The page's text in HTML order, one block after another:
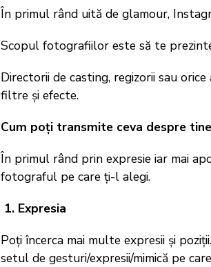
În primul rând uită de glamour,
Scopul fotografiilor este să te
Directorii de casting, regizorii sau
filtre și efecte.
Cum poți transmite ceva despre
În primul rând prin expresie iar mai
fotograful pe care ți-l alegi.
1. Expresia
Poți încerca mai multe expresii și
setul de gesturi/expresii/mimică pe